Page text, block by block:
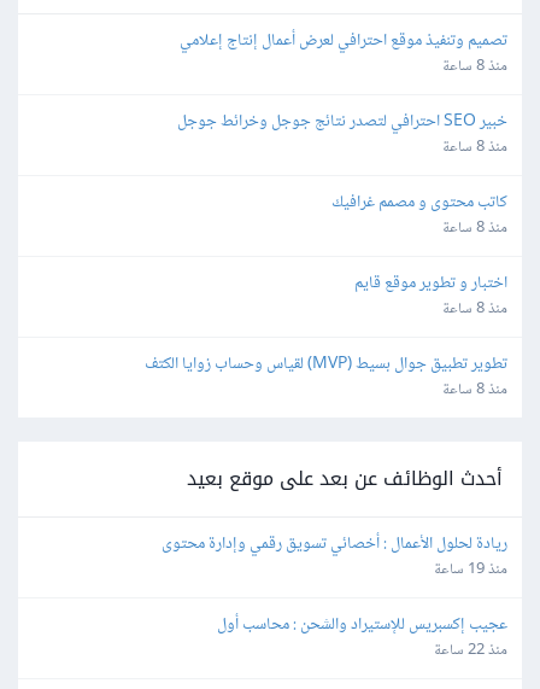
تصميم وتنفيذ موقع احترافي لعرض أعمال إنتاج إعلامي
منذ 8 ساعة
خبير SEO احترافي لتصدر نتائج جوجل وخرائط جوجل
منذ 8 ساعة
كاتب محتوى و مصمم غرافيك
منذ 8 ساعة
اختبار و تطوير موقع قايم
منذ 8 ساعة
تطوير تطبيق جوال بسيط (MVP) لقياس وحساب زوايا الكتف
منذ 8 ساعة
أحدث الوظائف عن بعد على موقع بعيد
ريادة لحلول الأعمال : أخصائي تسويق رقمي وإدارة محتوى
منذ 19 ساعة
عجيب إكسبريس للإستيراد والشحن : محاسب أول
منذ 22 ساعة